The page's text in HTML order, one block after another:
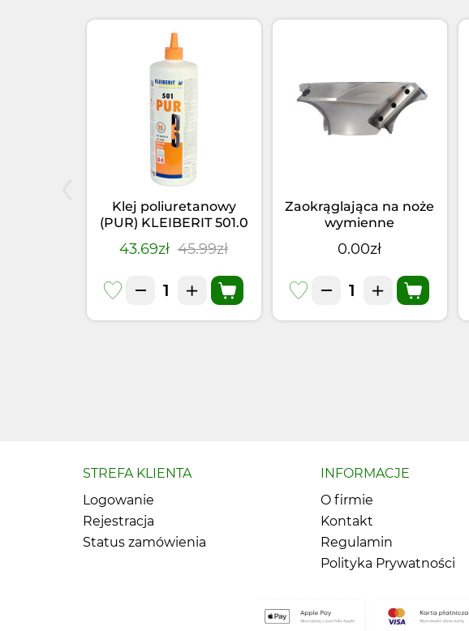
Klej poliuretanowy
(PUR) KLEIBERIT 501.0
(1kg)
43.69zł 45.99zł
Zaokrąglająca na noże
wymienne
0.00zł
STREFA KLIENTA
Logowanie
Rejestracja
Status zamówienia
INFORMACJE
O firmie
Kontakt
Regulamin
Polityka Prywatności